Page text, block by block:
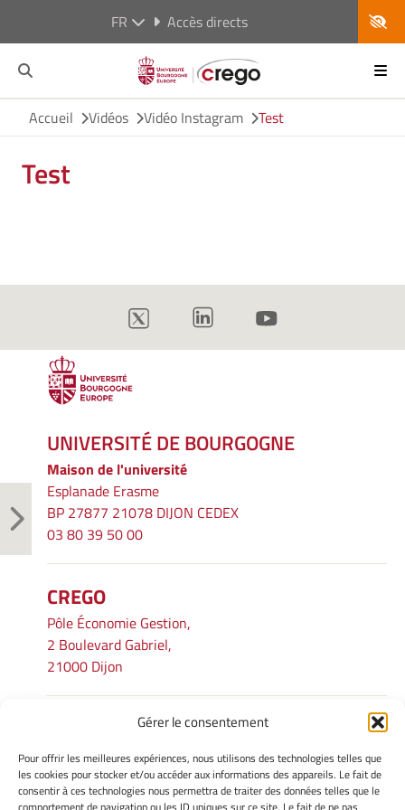
Gérer le consentement
Pour offrir les meilleures expériences, nous utilisons des technologies telles que
les cookies pour stocker et/ou accéder aux informations des appareils. Le fait de
consentir à ces technologies nous permettra de traiter des données telles que le
FR Accès directs
Accueil Vidéos Vidéo Instagram Test
Test
UNIVERSITÉ DE BOURGOGNE
Maison de l'université
Esplanade Erasme
BP 27877 21078 DIJON CEDEX
03 80 39 50 00
CREGO
Pôle Économie Gestion,
2 Boulevard Gabriel,
21000 Dijon
INFORMATIONS LÉGALES
Mentions légales
Gérer mes cookies